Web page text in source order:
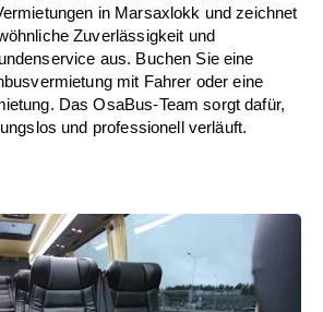
in Marsaxlokk und zeichnet
Zuverlässigkeit und
aus. Buchen Sie eine
mit Fahrer oder eine
Das OsaBus-Team sorgt dafür,
und professionell verläuft.